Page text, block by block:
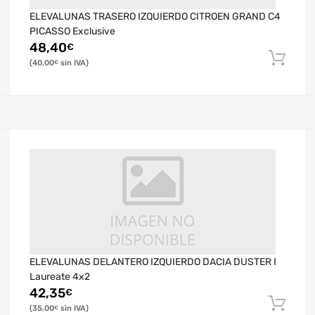
ELEVALUNAS TRASERO IZQUIERDO CITROEN GRAND C4
PICASSO Exclusive
48,40€
40,00€
ELEVALUNAS DELANTERO IZQUIERDO DACIA DUSTER I
Laureate 4x2
42,35€
35,00€